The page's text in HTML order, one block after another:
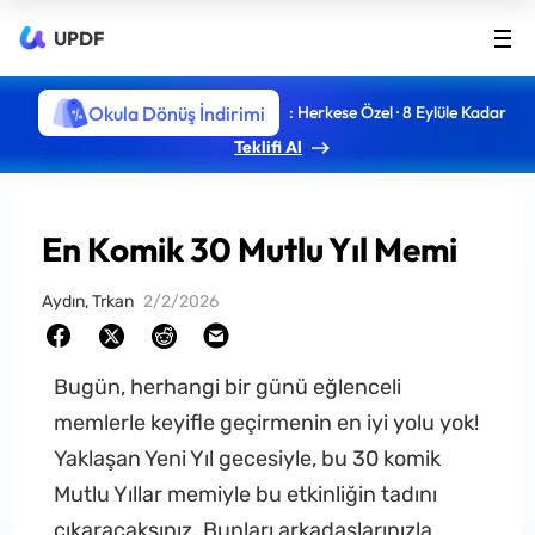
UPDF
Okula Dönüş İndirimi
: Herkese Özel · 8 Eylüle Kadar
Teklifi Al
En Komik 30 Mutlu Yıl Memi
Aydın, Trkan 2/2/2026
Bugün, herhangi bir günü eğlenceli
memlerle keyifle geçirmenin en iyi yolu yok!
Yaklaşan Yeni Yıl gecesiyle, bu 30 komik
Mutlu Yıllar memiyle bu etkinliğin tadını